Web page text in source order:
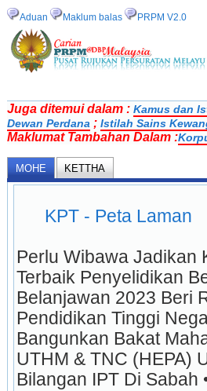
Aduan Maklum balas PRPM V2.0
Juga ditemui dalam : Kamus dan
Dewan Perdana ; Istilah Sains
Maklumat Tambahan Dalam :
MOHE KETTHA
KPT - Peta Laman
Perlu Wibawa Jadikan
Terbaik Penyelidikan
Belanjawan 2023 Beri
Pendidikan Tinggi
Bangunkan Bakat
UTHM & TNC (HEPA)
Bilangan IPT Di